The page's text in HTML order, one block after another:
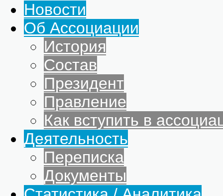
Новости
Об Ассоциации
История
Состав
Президент
Правление
Как вступить в
Деятельность
Переписка
Документы